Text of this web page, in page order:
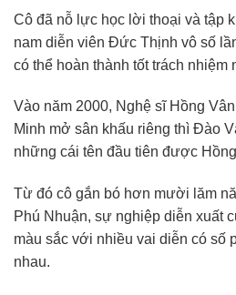
Cô đã nỗ lực học lời thoại và tập
nam diễn viên Đức Thịnh vô số
có thể hoàn thành tốt trách nhiệm
Vào năm 2000, Nghệ sĩ Hồng
Minh mở sân khấu riêng thì Đào
những cái tên đầu tiên được
Từ đó cô gắn bó hơn mười lăm
Phú Nhuận, sự nghiệp diễn xuất
màu sắc với nhiều vai diễn có số
nhau.